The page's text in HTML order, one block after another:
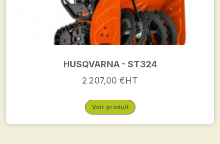
HUSQVARNA - ST324
2 207,00 €HT
Voir produit